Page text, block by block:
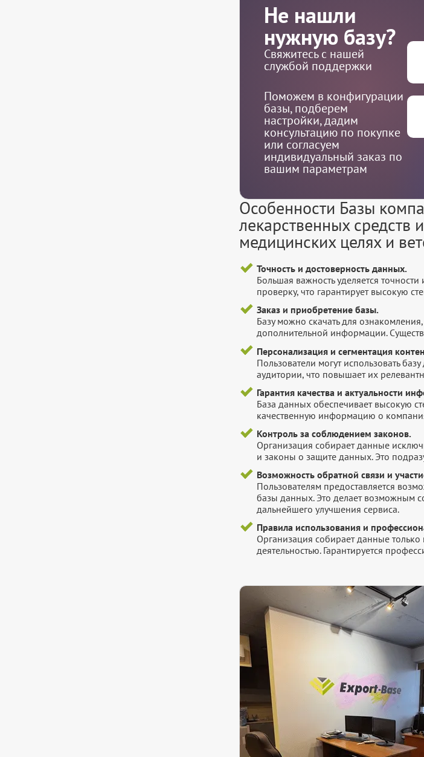
Не нашли
нужную базу?
Свяжитесь с нашей
службой поддержки
Поможем в конфигурации
базы, подберем
настройки, дадим
консультацию по покупке
или согласуем
индивидуальный заказ по
вашим параметрам
Особенности Базы
лекарственных
медицинских целях и
Точность и достоверность данных.
Большая важность уделяется
проверку, что гарантирует высокую
Заказ и приобретение базы.
Базу можно скачать для
дополнительной информации.
Персонализация и сегментация
Пользователи могут использовать
аудитории, что повышает их
Гарантия качества и актуальности
База данных обеспечивает высокую
качественную информацию о
Контроль за соблюдением законов.
Организация собирает данные
и законы о защите данных. Это
Возможность обратной связи и
Пользователям предоставляется
базы данных. Это делает возможным
дальнейшего улучшения сервиса.
Правила использования и
Организация собирает данные
деятельностью. Гарантируется